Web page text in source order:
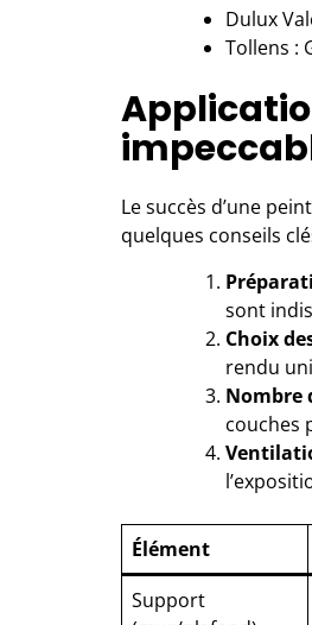
Dulux
Tollens :
Le succès d’une
quelques conseils
sont
Choix
rendu
Nombre
couches
Élément
Support